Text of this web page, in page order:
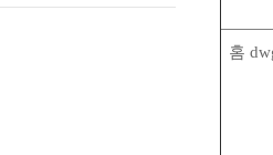
홈